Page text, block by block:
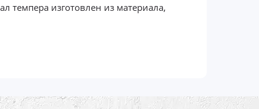
темпера изготовлен из материала,